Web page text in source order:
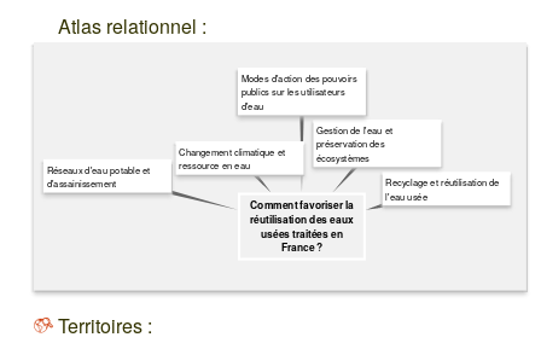
Atlas relationnel :
Comment favoriser la
réutilisation des eaux
usées traitées en
France ?
Recyclage et réutilisation de
l'eau usée
Gestion de l'eau et
préservation des
écosystèmes
Modes d'action des pouvoirs
publics sur les utilisateurs
d'eau
Changement climatique et
ressource en eau
Réseaux d'eau potable et
d'assainissement
Territoires :